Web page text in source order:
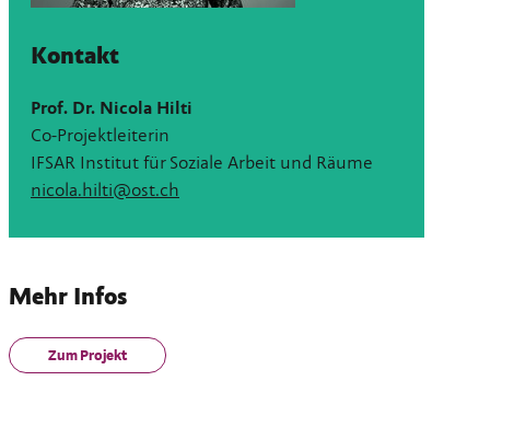
Kontakt
Prof. Dr. Nicola Hilti
Co-Projektleiterin
IFSAR Institut für Soziale Arbeit und Räume
nicola.hilti@ost.ch
Mehr Infos
Zum Projekt